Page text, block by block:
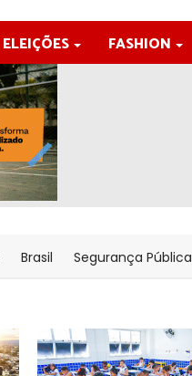
ELEIÇÕES FASHION
Brasil Segurança Pública